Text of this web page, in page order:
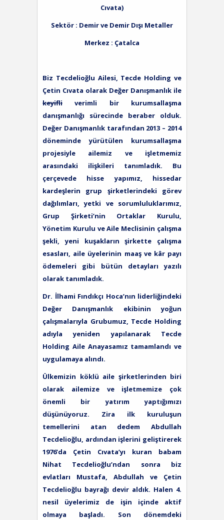
Cıvata)
Sektör : Demir ve Demir Dışı Metaller
Merkez : Çatalca
Biz Tecdelioğlu Ailesi, Tecde Holding ve
Çetin Cıvata olarak Değer Danışmanlık ile
keyifli verimli bir kurumsallaşma
danışmanlığı sürecinde beraber olduk.
Değer Danışmanlık tarafından 2013 – 2014
döneminde yürütülen kurumsallaşma
projesiyle ailemiz ve işletmemiz
arasındaki ilişkileri tanımladık. Bu
çerçevede hisse yapımız, hissedar
kardeşlerin grup şirketlerindeki görev
dağılımları, yetki ve sorumluluklarımız,
Grup Şirketi’nin Ortaklar Kurulu,
Yönetim Kurulu ve Aile Meclisinin çalışma
şekli, yeni kuşakların şirkette çalışma
esasları, aile üyelerinin maaş ve kâr payı
ödemeleri gibi bütün detayları yazılı
olarak tanımladık.
Dr. İlhami Fındıkçı Hoca’nın liderliğindeki
Değer Danışmanlık ekibinin yoğun
çalışmalarıyla Grubumuz, Tecde Holding
adıyla yeniden yapılanarak Tecde
Holding Aile Anayasamız tamamlandı ve
uygulamaya alındı.
Ülkemizin köklü aile şirketlerinden biri
olarak ailemize ve işletmemize çok
önemli bir yatırım yaptığımızı
düşünüyoruz. Zira ilk kuruluşun
temellerini atan dedem Abdullah
Tecdelioğlu, ardından işlerini geliştirerek
1976’da Çetin Cıvata’yı kuran babam
Nihat Tecdelioğlu’ndan sonra biz
evlatları Mustafa, Abdullah ve Çetin
Tecdelioğlu bayrağı devir aldık. Halen 4.
nesil üyelerimiz de işin içinde aktif
olmaya başladı. Son dönemdeki